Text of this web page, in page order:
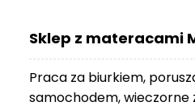
Sklep z materacami
Praca za biurkiem,
samochodem, wieczorne